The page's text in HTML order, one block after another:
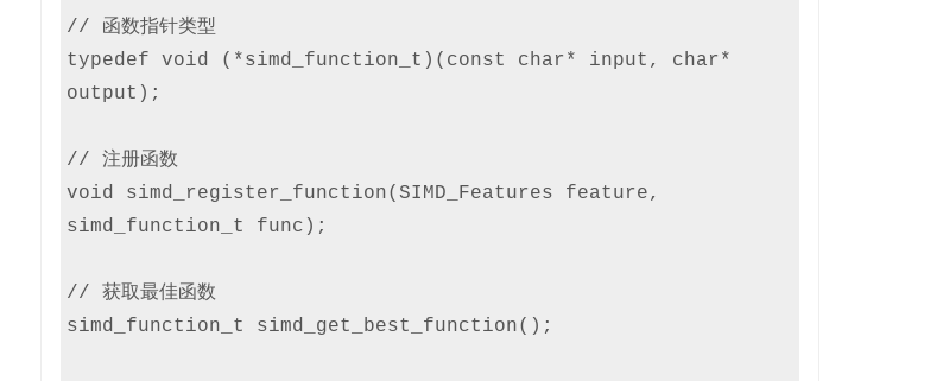
// 函数指针类型
typedef void (*simd_function_t)(const char* input, char*
output);
// 注册函数
void simd_register_function(SIMD_Features feature,
simd_function_t func);
// 获取最佳函数
simd_function_t simd_get_best_function();